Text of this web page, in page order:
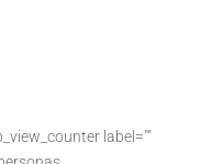
label=""